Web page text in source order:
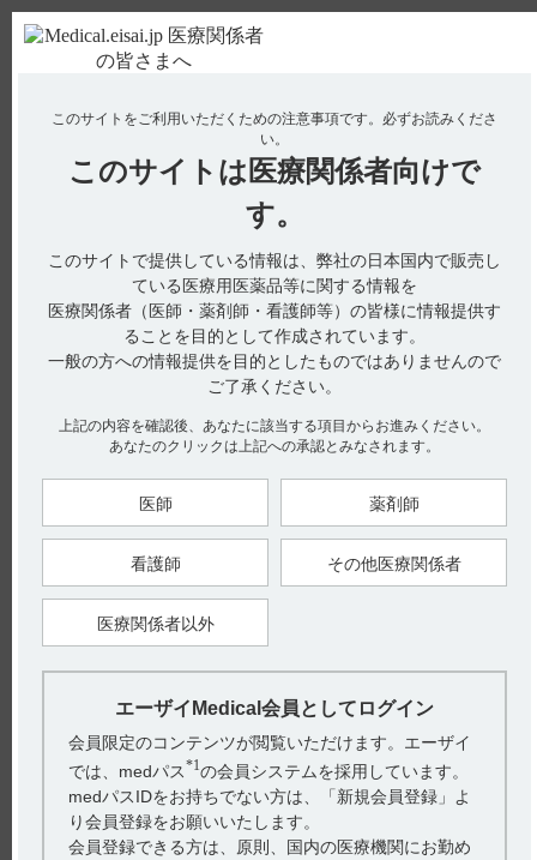
使用期限検索 Drug Information
No : 18983
【レケンビ】 2週間に1回の点滴静注ですが、投
与日がずれた場合（休日、祝日等）の対応につい
て教えてください。
【レケンビ】
2週間に1回の点滴静注ですが、投与日がずれた場合（休日、祝
日等）の対応について教えてください。
レケンビの承認された用法及び用量は以下の通りです。
6. 用法及び用量（引用1）
通常、レカネマブ（遺伝子組換え）として10mg／kgを、2週間
に1回、約1時間かけて点滴静注する。
適正使用ガイドには、投与スケジュールについて以下のように
2週間間隔での投与を継続することが重要です。予定よりも投
与が遅れた場合や投与をスキップした場合は、なるべく早く投
与してください。
れました。また、未投与が続いた場合は、その時点までの本剤
の治療効果は維持されることが推定されるものの、その時点以
降では早期AD集団の自然経過と同速度で疾患が進行すると想
定されました。したがって、予定よりも投与が遅れた場合や投
与をスキップした場合は、なるべく早く投与することが適切と
考えられます。
ご参考までに、国際共同第III相プラセボ対照比較試験（301試
験Core Study）では、以下のように規定されていました。（引
用3、4）
このサイトをご利用いただくための注意事項です。 必ずお読みくださ
い。
このサイトは 医療関係者向けで
す。
このサイトで提供している情報は、弊社の日本国内で販売し
ている医療用医薬品等に関する情報を
医療関係者（医師・薬剤師・看護師等）の皆様に情報提供す
ることを目的として作成されています。
一般の方への情報提供を目的としたものではありませんので
ご了承ください。
上記の内容を確認後、あなたに該当する項目からお進みください。
あなたのクリックは上記への承認とみなされます。
医師 薬剤師
看護師 その他医療関係者
医療関係者以外
エーザイMedical会員としてログイン
会員限定のコンテンツが閲覧いただけます。エーザイ
では、medパス*1の会員システムを採用しています。
medパスIDをお持ちでない方は、「新規会員登録」よ
り会員登録をお願いいたします。
会員登録できる方は、原則、国内の医療機関にお勤め